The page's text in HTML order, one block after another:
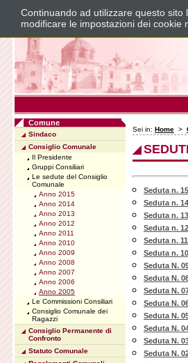
Sei in: Home >
Seduta n.
Seduta n.
Seduta n.
Seduta n.
Seduta n.
Seduta n.
Seduta N.
Seduta N.
Seduta N.
Seduta N.
Seduta N.
Seduta N.
Seduta N.
Seduta N.
Comune
Sindaco
Consiglio Comunale
Il Presidente
Gruppi Consiliari
Le sedute del Consiglio
Comunale
Anno 2015
Anno 2014
Anno 2013
Anno 2012
Anno 2011
Anno 2010
Anno 2009
Anno 2008
Anno 2007
Anno 2006
Anno 2005
Le Commissioni Consiliari
Consiglio Comunale dei
Ragazzi
Consiglio Permanente di
Confronto
Statuto Comunale
Continuando ad utilizzare questo
modificare le impostazioni dei cookie